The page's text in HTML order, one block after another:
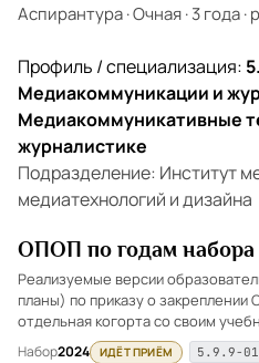
Аспирантура·Очная·3 года·
Профиль / специализация:
Медиакоммуникации и
Медиакоммуникативные
журналистике
Подразделение: Институт
медиатехнологий и дизайна
ОПОП по годам набора
Реализуемые версии
планы) по приказу о
отдельная когорта со своим
Набор2024 ИДЁТ ПРИЁМ 5.9.9-